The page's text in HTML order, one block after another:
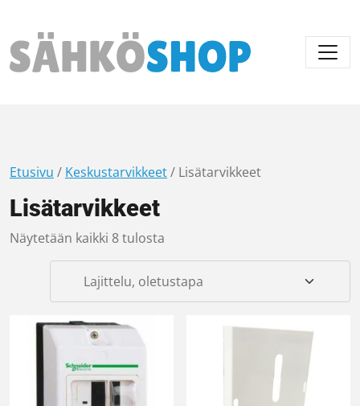
Päävalikko
Etusivu / Keskustarvikkeet/ Lisätarvikkeet
Lisätarvikkeet
Näytetään kaikki 8 tulosta